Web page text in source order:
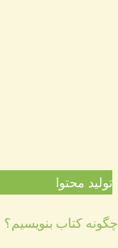
تولید محتوا
چگونه کتاب بنویسیم؟